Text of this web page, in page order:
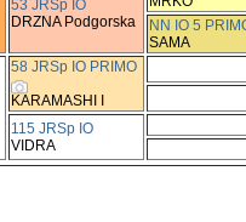
53 JRSp IO
DRZNA Podgorska
NN IO 5
SAMA
58 JRSp IO PRIMO
KARAMASHI I
115 JRSp IO
VIDRA